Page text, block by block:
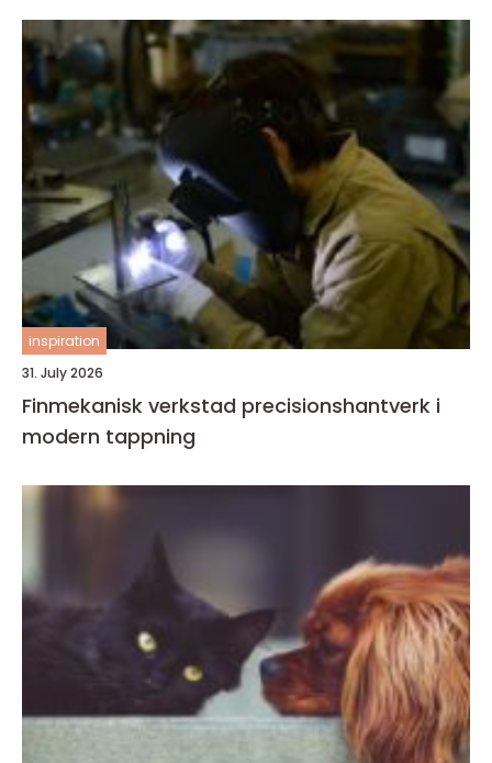
inspiration
31. July 2026
Finmekanisk verkstad precisionshantverk i
modern tappning